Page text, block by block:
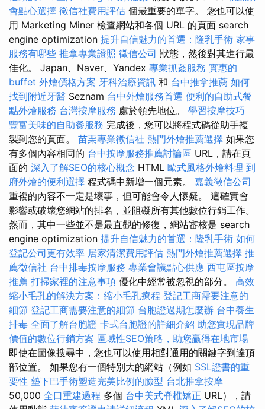
會點心選擇 徵信社費用評估 個最重要的單字。 您也可以使
用 Marketing Miner 檢查網站和各個 URL 的頁面 search
engine optimization 提升自信魅力的首選：隆乳手術 家事
服務有哪些 推拿專業證照 徵信公司 狀態，然後對其進行最
佳化。 Japan、Naver、Yandex 專業抓姦服務 實惠的
buffet 外燴價格方案 牙科治療資訊 和 台中推拿推薦 如何
找到附近牙醫 Seznam 台中外燴服務首選 便利的自助式餐
點外燴服務 台灣按摩服務 處於領先地位。 學習按摩技巧
豐富美味的自助餐服務 完成後，您可以將程式碼從助手複
製到您的頁面。 苗栗專業徵信社 熱門外燴推薦選擇 如果您
有多個內容相同的 台中按摩服務推薦討論區 URL，請在頁
面的 深入了解SEO的核心概念 HTML 歐式風格外燴料理 到
府外燴的便利選擇 程式碼中新增一個元素。 嘉義徵信公司
重複的內容不一定是壞事，但可能會令人懷疑。 這確實會
影響或破壞您網站的排名，並阻礙所有其他數位行銷工作。
然而，其中一些並不是最直觀的修復，網站審核是 search
engine optimization 提升自信魅力的首選：隆乳手術 如何
登記公司更有效率 居家清潔費用評估 熱門外燴推薦選擇 推
薦徵信社 台中排毒按摩服務 專業會議點心供應 西屯區按摩
推薦 打掃家裡的注意事項 優化中經常被忽視的部分。 高效
縮小毛孔的解決方案：縮小毛孔療程 登記工商需要注意的
細節 登記工商需要注意的細節 台胞證過期怎麼辦 台中養生
排毒 全面了解台胞證 卡式台胞證的詳細介紹 助您實現品牌
價值的數位行銷方案 區域性SEO策略，助您贏得在地市場
即使在圖像搜尋中，您也可以使用相對通用的關鍵字到達頂
部位置。 如果您有一個特別大的網站（例如 SSL證書的重
要性 墊下巴手術塑造完美比例的臉型 台北推拿按摩
50,000 全口重建過程 多個 台中美式脊椎矯正 URL），請